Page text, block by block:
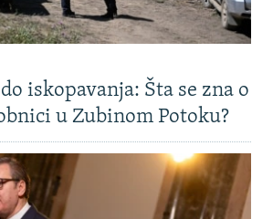
iskopavanja: Šta se zna o
u Zubinom Potoku?